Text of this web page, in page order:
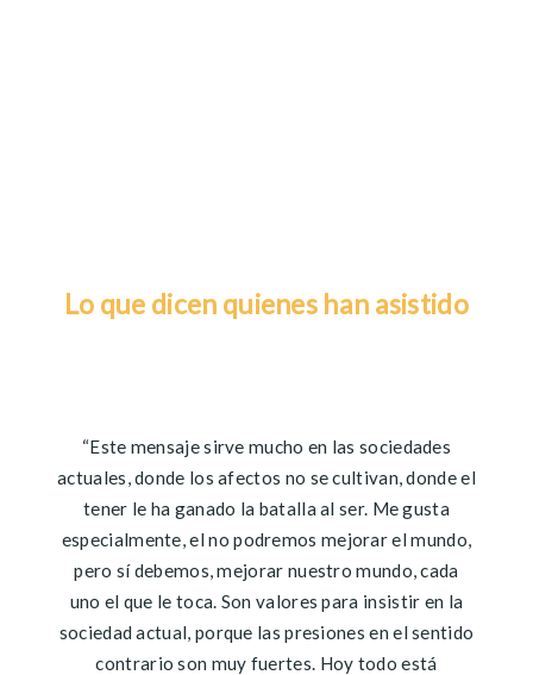
Lo que dicen quienes han asistido
“Este mensaje sirve mucho en las sociedades
actuales, donde los afectos no se cultivan, donde el
tener le ha ganado la batalla al ser. Me gusta
especialmente, el no podremos mejorar el mundo,
pero sí debemos, mejorar nuestro mundo, cada
uno el que le toca. Son valores para insistir en la
sociedad actual, porque las presiones en el sentido
contrario son muy fuertes. Hoy todo está